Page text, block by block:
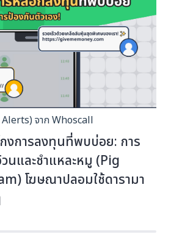
Alerts) จาก Whoscall
งการลงทุนที่พบบ่อย: การ
นและชำแหละหมู (Pig
โฆษณาปลอมใช้ดารามา